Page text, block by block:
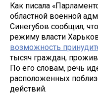
Как писала
областной военной
Синегубов сообщил,
режиму власти
возможность
тысяч граждан,
По его словам, речь
расположенных
действий.